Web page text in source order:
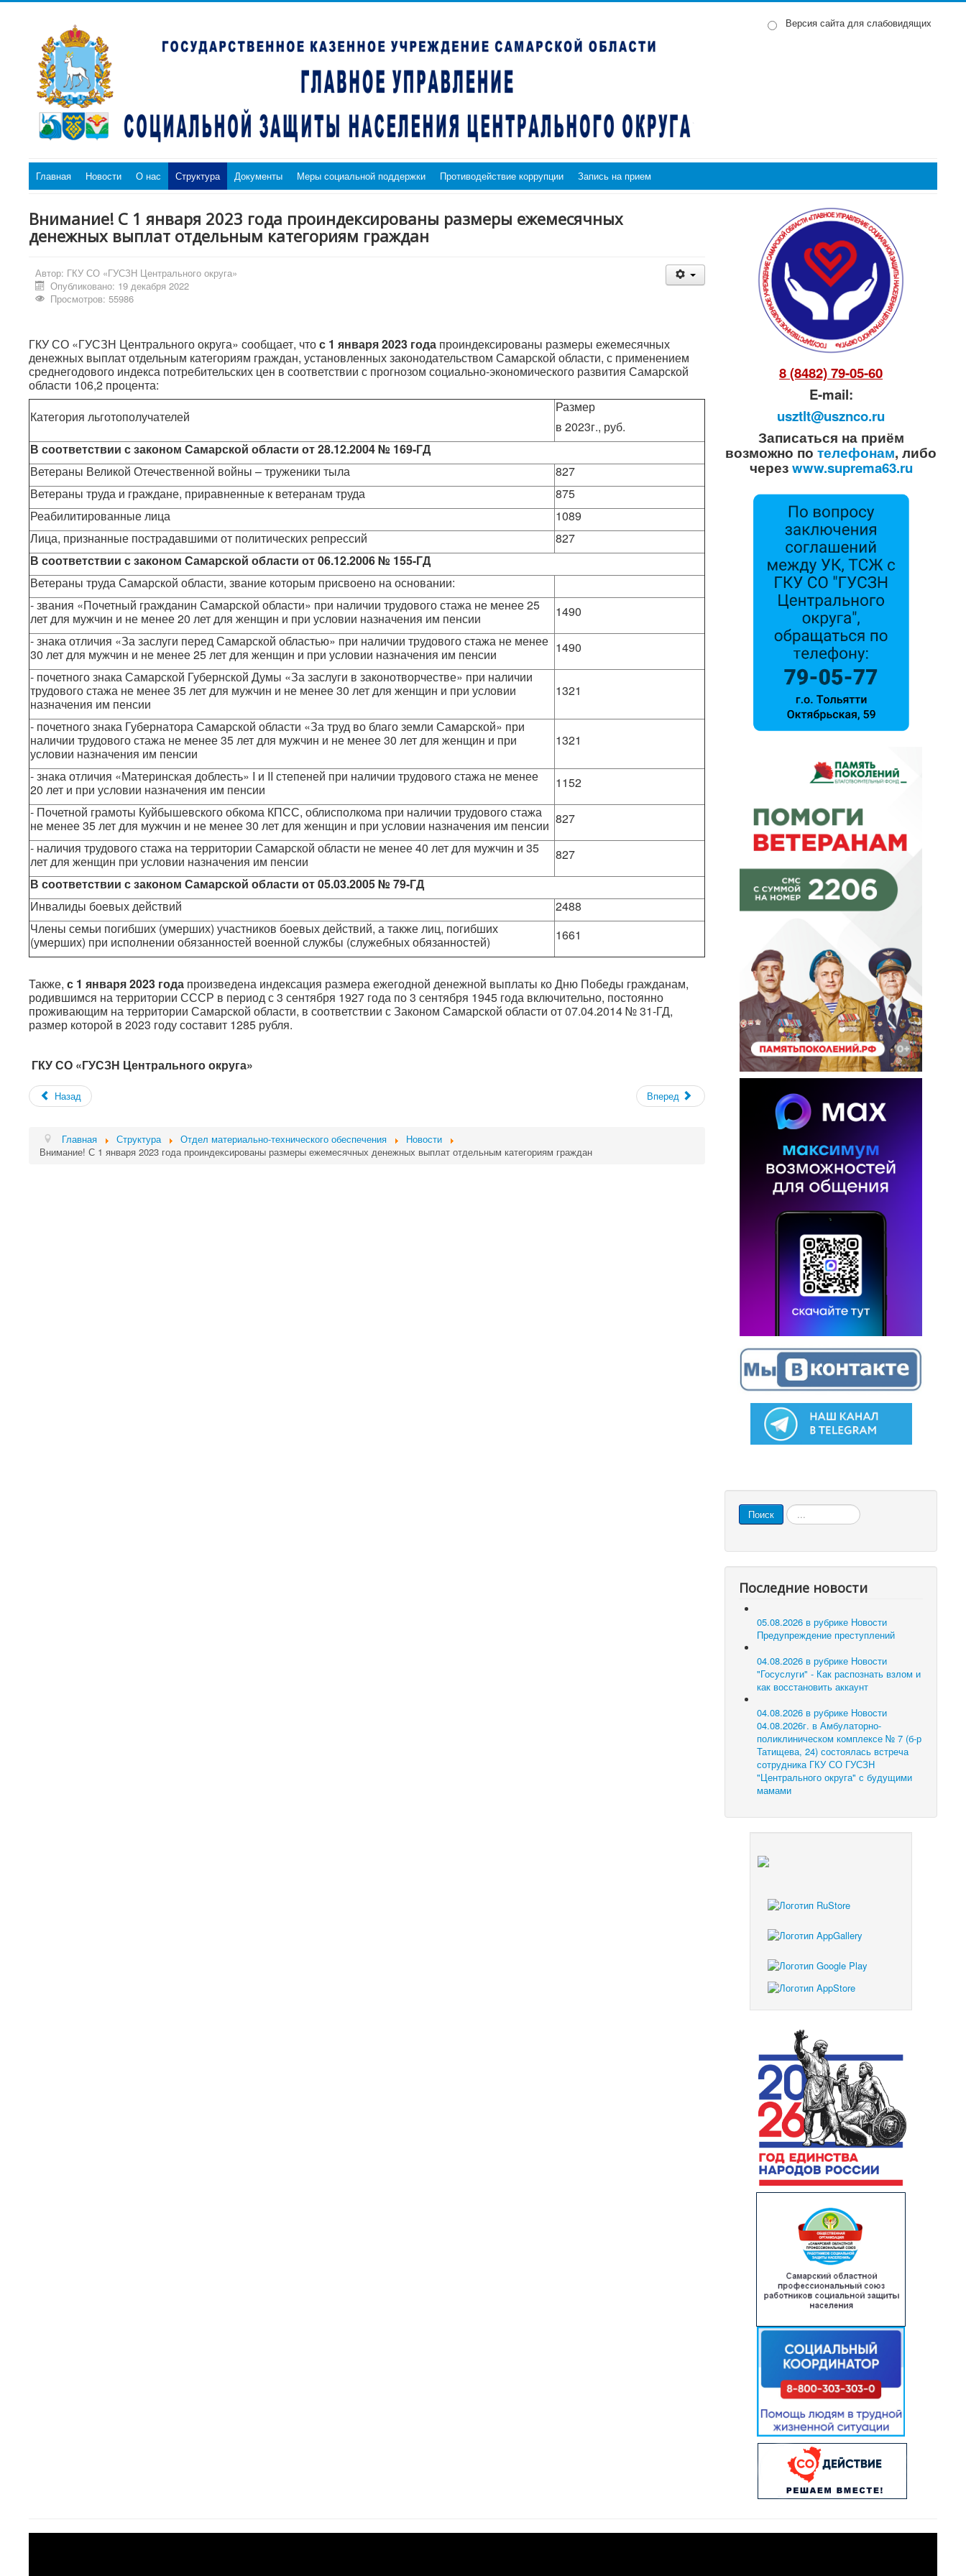
Версия сайта для слабовидящих
Главная Новости О нас Структура Документы Меры социальной поддержки Противодействие коррупции Запись на прием
Внимание! С 1 января 2023 года проиндексированы размеры ежемесячных
денежных выплат отдельным категориям граждан
Автор: ГКУ СО «ГУСЗН Центрального округа»
Опубликовано: 19 декабря 2022
Просмотров: 55986
ГКУ СО «ГУСЗН Центрального округа» сообщает, чтос 1 января 2023 года проиндексированы размеры ежемесячных
денежных выплат отдельным категориям граждан, установленных законодательством Самарской области, с применением
среднегодового индекса потребительских цен в соответствии с прогнозом социально-экономического развития Самарской
области 106,2 процента:
Категория льготополучателей
Размер
в 2023г., руб.
В соответствии с законом Самарской области от28.12.2004 № 169-ГД
Ветераны Великой Отечественной войны – труженики тыла
827
Ветераны труда и граждане, приравненные к ветеранам труда
875
Реабилитированные лица
1089
Лица, признанные пострадавшими от политических репрессий
827
В соответствии с законом Самарской области от 06.12.2006 № 155-ГД
Ветераны труда Самарской области, звание которым присвоено на основании:
- звания «Почетный гражданин Самарской области» при наличии трудового стажа не менее 25
лет для мужчин и не менее 20 лет для женщин и при условии назначения им пенсии
1490
- знака отличия «За заслуги перед Самарской областью» при наличии трудового стажа не менее
30 лет для мужчин и не менее 25 лет для женщин и при условии назначения им пенсии
1490
- почетного знака Самарской Губернской Думы «За заслуги в законотворчестве» при наличии
трудового стажа не менее 35 лет для мужчин и не менее 30 лет для женщин и при условии
назначения им пенсии
1321
- почетного знака Губернатора Самарской области «За труд во благо земли Самарской» при
наличии трудового стажа не менее 35 лет для мужчин и не менее 30 лет для женщин и при
условии назначения им пенсии
1321
- знака отличия «Материнская доблесть» I и II степеней при наличии трудового стажа не менее
20 лет и при условии назначения им пенсии
1152
- Почетной грамоты Куйбышевского обкома КПСС, облисполкома при наличии трудового стажа
не менее 35 лет для мужчин и не менее 30 лет для женщин и при условии назначения им пенсии 827
- наличия трудового стажа на территории Самарской области не менее 40 лет для мужчин и 35
лет для женщин при условии назначения им пенсии
827
В соответствии сзаконом Самарской области от 05.03.2005 № 79-ГД
Инвалиды боевых действий
2488
Члены семьи погибших (умерших) участников боевых действий, а также лиц, погибших
(умерших) при исполнении обязанностей военной службы (служебных обязанностей)
1661
Также, с 1 января 2023 года произведена индексация размера ежегодной денежной выплаты ко Дню Победы гражданам,
родившимся на территории СССР в период с 3 сентября 1927 года по 3 сентября 1945 года включительно, постоянно
проживающим на территории Самарской области, в соответствии с Законом Самарской области от 07.04.2014 № 31-ГД,
размер которой в 2023 году составит 1285 рубля.
ГКУ СО «ГУСЗН Центрального округа»
Назад Вперед
Главная Структура Отдел материально-технического обеспечения
Новости
Внимание! С 1 января 2023 года проиндексированы размеры ежемесячных денежных выплат отдельным категориям граждан
8 (8482) 79-05-60
E-mail:
usztlt@usznco.ru
Записаться на приём
возможно потелефонам, либо
черезwww.suprema63.ru
Поиск Искать...
Последние новости
05.08.2026 в рубрике Новости
Предупреждение преступлений
04.08.2026 в рубрике Новости
"Госуслуги" - Как распознать взлом и
как восстановить аккаунт
04.08.2026 в рубрике Новости
04.08.2026г. в Амбулаторно-
поликлиническом комплексе № 7 (б-р
Татищева, 24) состоялась встреча
сотрудника ГКУ СО ГУСЗН
"Центрального округа" с будущими
мамами